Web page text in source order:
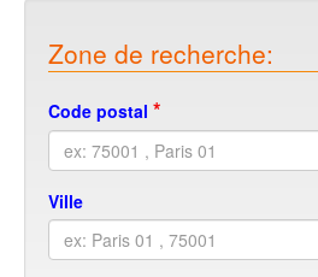
Zone de recherche:
Code postal *
Ville